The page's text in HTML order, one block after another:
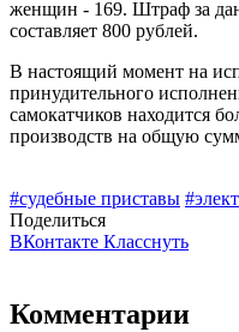
женщин - 169. Штраф за
составляет 800 рублей.
В настоящий момент на
принудительного
самокатчиков находится
производств на общую
#судебные приставы
Поделиться
ВКонтакте Класснуть
Комментарии